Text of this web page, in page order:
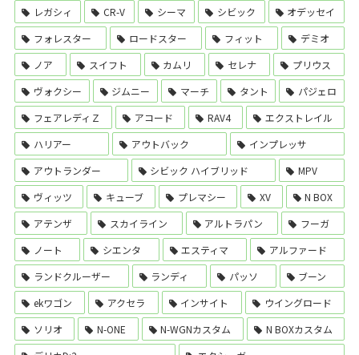
レガシィ
CR-V シーマ シビック
オデッセイ
フォレスター
ロードスター フィット
デミオ
ノア
スイフト カムリ セレナ
プリウス
ヴォクシー
ジムニー マーチ タント
パジェロ
フェアレディＺ
アコード RAV4
エクストレイル
ハリアー
アウトバック
インプレッサ
アウトランダー
シビック ハイブリッド
MPV
ヴィッツ
キューブ プレマシー XV
N BOX
アテンザ
スカイライン アルトラパン
フーガ
ノート
シエンタ エスティマ
アルファード
ランドクルーザー
ランディ パッソ
ブーン
ekワゴン
アクセラ インサイト
ウイングロード
ソリオ
N-ONE N-WGNカスタム
N BOXカスタム